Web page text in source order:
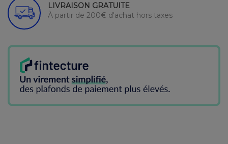
LIVRAISON GRATUITE
À partir de 200€ d'achat hors taxes